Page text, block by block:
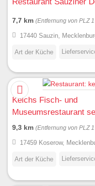
7,7 km (Entfernung von PLZ
17440 Sauzin,
Art der Küche
Kelchs Fisch- und
Museumsrestaurant
9,3 km (Entfernung von PLZ
17459 Koserow,
Art der Küche